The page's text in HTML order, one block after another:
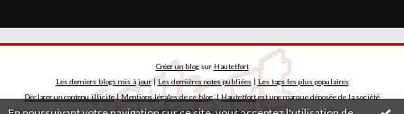
Créer un blogsur Hautetfort
Les derniers blogs mis à jour|Les dernières notes publiées| Les tags les plus populaires
Déclarer un contenu illicite|Mentions légales de ce blog | Hautetfort est une marque déposée de la société
talkSpirit | Créez votreblog!